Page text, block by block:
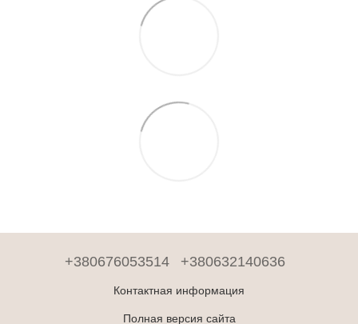
+380676053514 +380632140636
Контактная информация
Полная версия сайта